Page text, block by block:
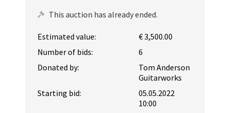
This auction has already ended.
Estimated value:
€ 3,500.00
Number of bids:
6
Donated by:
Tom Anderson
Guitarworks
Starting bid:
05.05.2022
10:00